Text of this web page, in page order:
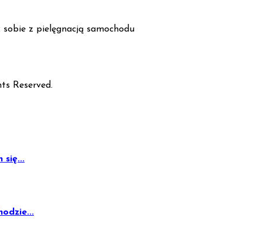
z pielęgnacją samochodu
Reserved.
się...